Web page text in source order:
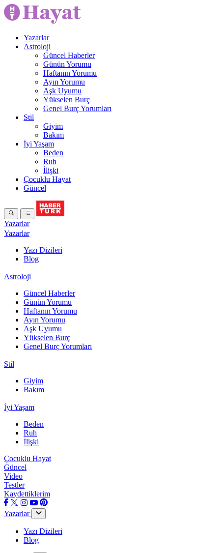
Yazarlar
Astroloji
Güncel Haberler
Günün Yorumu
Haftanın Yorumu
Ayın Yorumu
Aşk Uyumu
Yükselen Burç
Genel Burç Yorumları
Stil
Giyim
Bakım
İyi Yaşam
Beden
Ruh
İlişki
Çocuklu Hayat
Güncel
Yazarlar
Yazarlar
Yazı Dizileri
Blog
Astroloji
Güncel Haberler
Günün Yorumu
Haftanın Yorumu
Ayın Yorumu
Aşk Uyumu
Yükselen Burç
Genel Burç Yorumları
Stil
Giyim
Bakım
İyi Yaşam
Beden
Ruh
İlişki
Çocuklu Hayat
Güncel
Video
Testler
Kaydettiklerim
Yazarlar
Yazı Dizileri
Blog